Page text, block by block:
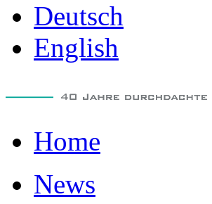
Deutsch
English
Home
News